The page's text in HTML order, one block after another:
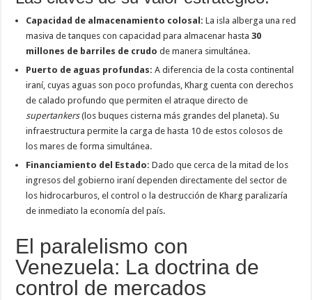
Capacidad de almacenamiento colosal: La isla alberga una red
masiva de tanques con capacidad para almacenar hasta30
millones de barriles de crudo de manera simultánea.
Puerto de aguas profundas: A diferencia de la costa continental
iraní, cuyas aguas son poco profundas, Kharg cuenta con derechos
de calado profundo que permiten el atraque directo de
supertankers(los buques cisterna más grandes del planeta). Su
infraestructura permite la carga de hasta 10 de estos colosos de
los mares de forma simultánea.
Financiamiento del Estado: Dado que cerca de la mitad de los
ingresos del gobierno iraní dependen directamente del sector de
los hidrocarburos, el control o la destrucción de Kharg paralizaría
de inmediato la economía del país.
El paralelismo con
Venezuela: La doctrina de
control de mercados